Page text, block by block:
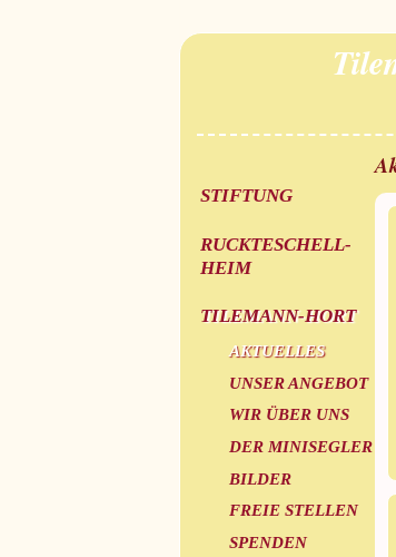
STIFTUNG
RUCKTESCHELL-
HEIM
TILEMANN-HORT
AKTUELLES
UNSER ANGEBOT
WIR ÜBER UNS
DER MINISEGLER
BILDER
FREIE STELLEN
SPENDEN